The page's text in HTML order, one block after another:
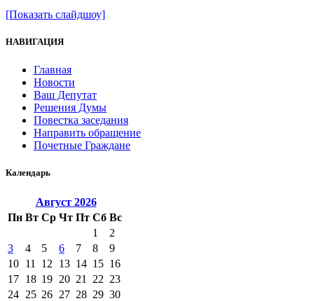
[Показать слайдшоу]
НАВИГАЦИЯ
Главная
Новости
Ваш Депутат
Решения Думы
Повестка заседания
Направить обращение
Почетные Граждане
Календарь
Август 2026
Пн Вт Ср Чт Пт Сб Вс
1
2
3
4 5 6 7 8
9
10 11 12 13 14 15 16
17 18 19 20 21 22 23
24 25 26 27 28 29 30